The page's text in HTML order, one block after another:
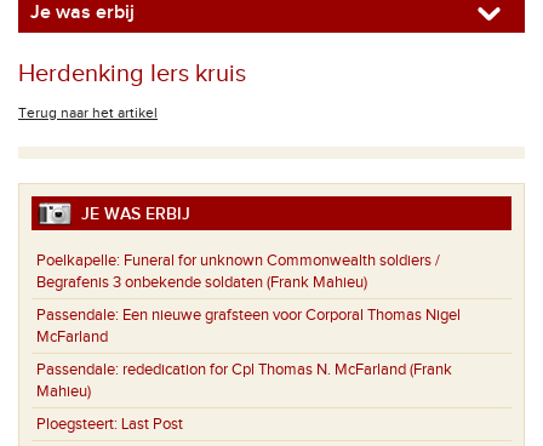
Je was erbij
Herdenking Iers kruis
Terug naar het artikel
JE WAS ERBIJ
Poelkapelle: Funeral for unknown Commonwealth soldiers /
Begrafenis 3 onbekende soldaten (Frank Mahieu)
Passendale: Een nieuwe grafsteen voor Corporal Thomas Nigel
McFarland
Passendale: rededication for Cpl Thomas N. McFarland (Frank
Mahieu)
Ploegsteert: Last Post